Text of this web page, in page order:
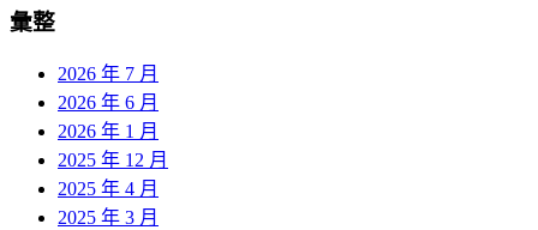
彙整
2026 年 7 月
2026 年 6 月
2026 年 1 月
2025 年 12 月
2025 年 4 月
2025 年 3 月